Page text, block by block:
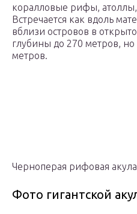
коралловые рифы,
Встречается как вдоль
вблизи островов в
глубины до 270 метров, но
метров.
Черноперая рифовая акула
Фото гигантской